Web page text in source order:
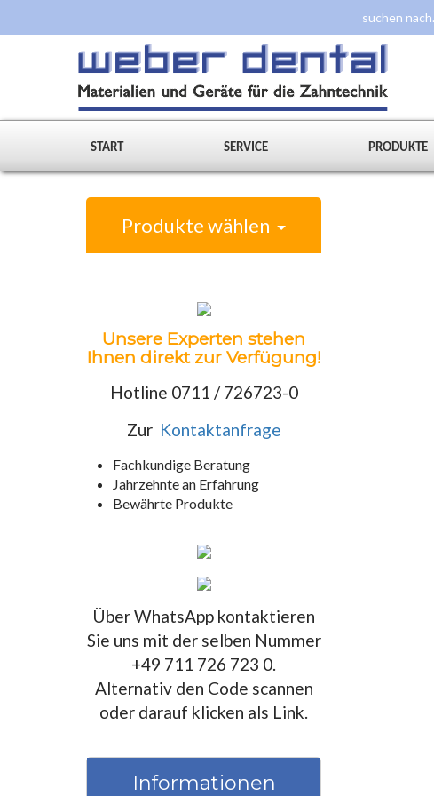
START SERVICE PRODUKTE
Produkte wählen
Unsere Experten stehen
Ihnen direkt zur Verfügung!
Hotline 0711 / 726723-0
Zur Kontaktanfrage
Fachkundige Beratung
Jahrzehnte an Erfahrung
Bewährte Produkte
Über WhatsApp kontaktieren
Sie uns mit der selben Nummer
+49 711 726 723 0.
Alternativ den Code scannen
oder darauf klicken als Link.
Informationen